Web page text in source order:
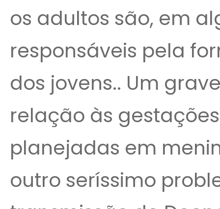
os adultos são, em
responsáveis pela
dos jovens.. Um
relação às
planejadas em
outro seríssimo